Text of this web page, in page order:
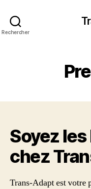
Rechercher
Soyez les
chez
Trans-Adapt est votre